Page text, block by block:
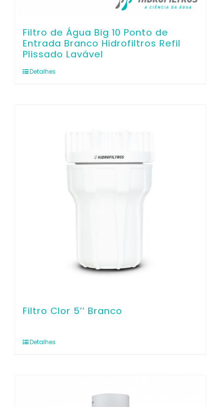
Filtro de Água Big 10 Ponto de
Entrada Branco Hidrofiltros Refil
Plissado Lavável
Detalhes
Filtro Clor 5’’ Branco
Detalhes